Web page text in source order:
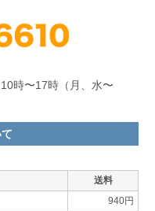
時〜17時（月、水〜
送料
940円